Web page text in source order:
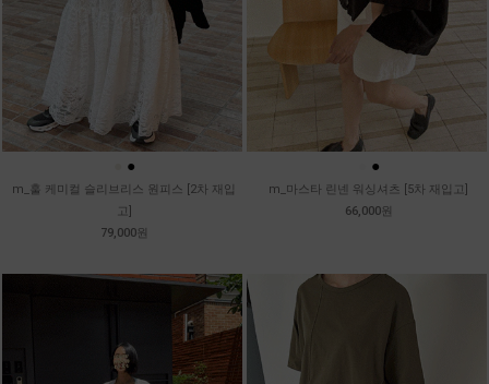
●
m_훌 케미컬 슬리브리스 원피스 [2차 재입
고]
79,000원
●
m_마스타 린넨 워싱셔츠 [5차 재입고]
66,000원